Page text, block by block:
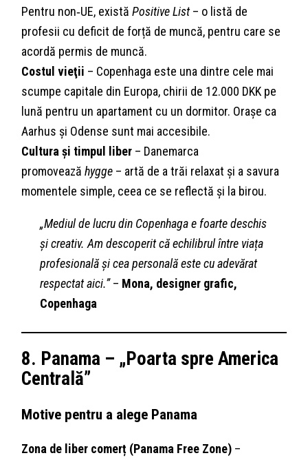
Pentru non‑UE, existăPositive List– o listă de
profesii cu deficit de forță de muncă, pentru care se
acordă permis de muncă.
Costul vieţii – Copenhaga este una dintre cele mai
scumpe capitale din Europa, chirii de 12.000 DKK pe
lună pentru un apartament cu un dormitor. Orașe ca
Aarhus și Odense sunt mai accesibile.
Cultura și timpul liber – Danemarca
promoveazăhygge – artă de a trăi relaxat și a savura
momentele simple, ceea ce se reflectă și la birou.
„Mediul de lucru din Copenhaga e foarte deschis
și creativ. Am descoperit că echilibrul între viața
profesională şi cea personală este cu adevărat
respectat aici.”– Mona, designer grafic,
Copenhaga
8. Panama – „Poarta spre America
Centrală”
Motive pentru a alege Panama
Zona de liber comerț (Panama Free Zone) –